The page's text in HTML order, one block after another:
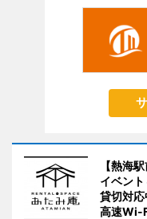
【熱海
イベン
貸切対
高速Wi-